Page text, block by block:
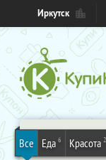
Иркутск
Все Еда 6 Красота 2